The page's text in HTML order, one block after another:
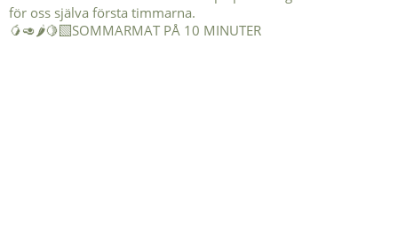
🥭🥑🌶️🍋‍🟩SOMMARMAT PÅ 10 MINUTER